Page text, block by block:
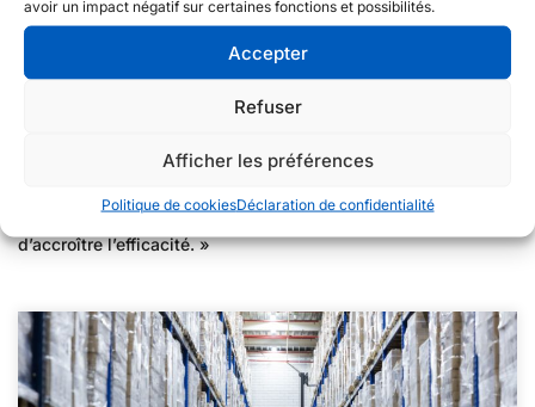
avoir un impact négatif sur certaines fonctions et possibilités.
Accepter
Refuser
Afficher les préférences
Politique de cookiesDéclaration de confidentialité
généraux un avantage. Nous préférons travailler avec des
partenaires locaux. Pour notre logistique, nous collaborons
avec Van der Mark depuis des années. Nous avons
ensemble quelque 35 000 emplacements de palettes. Van der
sera notre nouveau siège social à partir de l’année prochaine,
afin que nous puissions centraliser nos opérations de
stockage et de transbordement. Cela permet également
d’accroître l’efficacité. »